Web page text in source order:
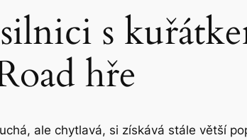
s
hře
ale chytlavá, si získává stále větší